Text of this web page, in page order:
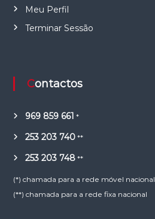
Meu Perfil
Terminar Sessão
Contactos
969 859 661 *
253 203 740**
253 203 748**
(*) chamada para a rede móvel nacional
(**) chamada para a rede fixa nacional